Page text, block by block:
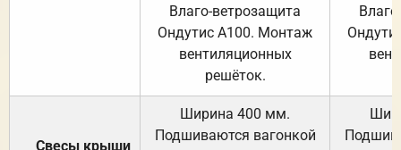
Влаго-ветрозащита
Ондутис А100. Монтаж
вентиляционных
решёток.
Свесы крыши
Ширина 400 мм.
Подшиваются вагонкой